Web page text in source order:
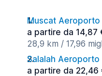
Muscat Aeroporto
a partire da 14,87
28,9 km / 17,96
Salalah Aeroporto
a partire da 22,46